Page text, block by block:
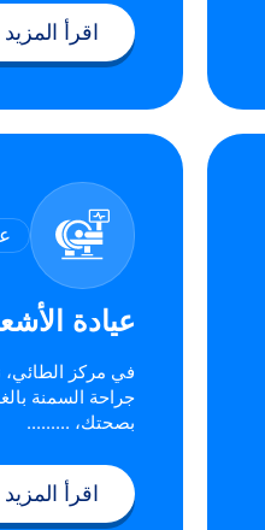
اقرأ المزيد
عيادة
في مركز
جراحة السمنة
بصحتك، .........
اقرأ المزيد